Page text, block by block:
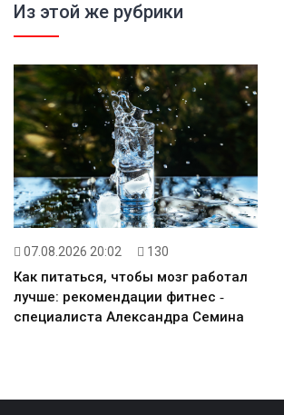
Из этой же рубрики
07.08.2026 20:02 130
Как питаться, чтобы мозг работал
лучше: рекомендации фитнес ‑
специалиста Александра Семина